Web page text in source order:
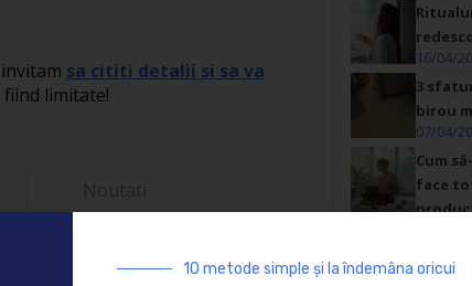
sa cititi detalii si sa va
limitate!
16/04/
3
birou
07/04/
Cum
face
10 metode simple și la îndemâna oricui